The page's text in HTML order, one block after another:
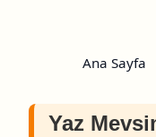
Ana Sayfa
Yaz